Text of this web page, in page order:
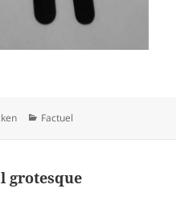
Catégories
Factuel
grotesque